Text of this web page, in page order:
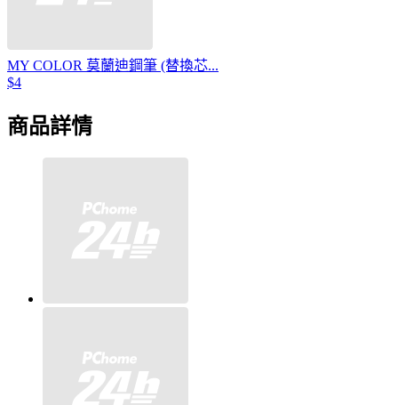
MY COLOR 莫蘭迪鋼筆 (替換芯...
$4
商品詳情